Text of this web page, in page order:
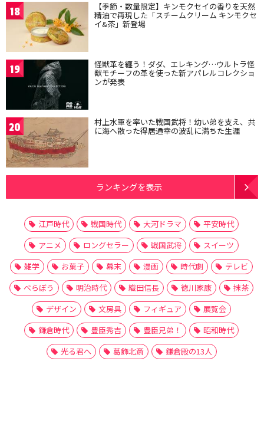
18 【季節・数量限定】キンモクセイの香りを天然
精油で再現した「スチームクリーム キンモクセ
イ&茶」新登場
19 怪獣革を纏う！ダダ、エレキング…ウルトラ怪
獣モチーフの革を使った新アパレルコレクショ
ンが発表
20 村上水軍を率いた戦国武将！幼い弟を支え、共
に海へ散った得居通幸の波乱に満ちた生涯
ランキングを表示
江戸時代 戦国時代 大河ドラマ
平安時代
アニメ
ロングセラー 戦国武将
スイーツ
雑学
お菓子 幕末 漫画 時代劇
テレビ
べらぼう
明治時代 織田信長 徳川家康
抹茶
デザイン
文房具 フィギュア
展覧会
鎌倉時代
豊臣秀吉 豊臣兄弟！
昭和時代
光る君へ
葛飾北斎 鎌倉殿の13人